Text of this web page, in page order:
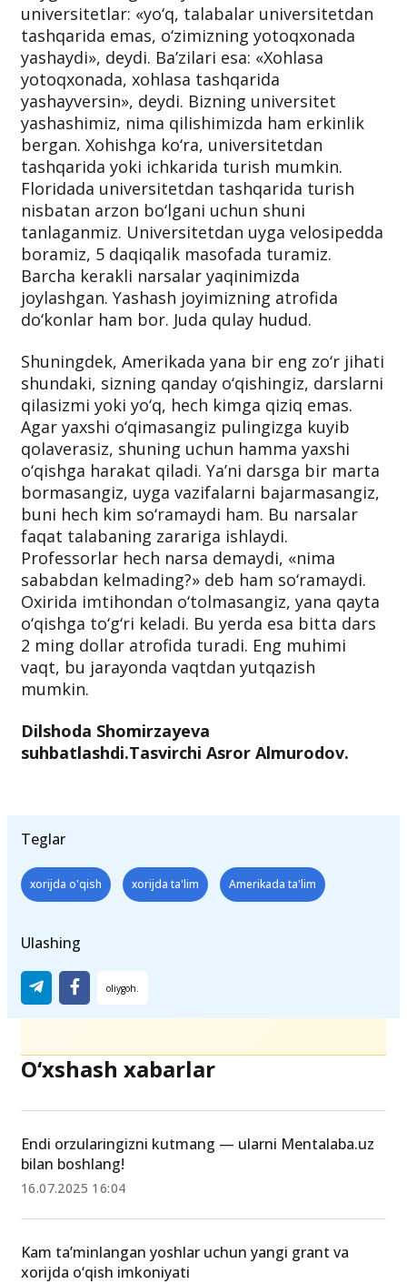
universitetlar: «yo‘q, talabalar universitetdan
tashqarida emas, o‘zimizning yotoqxonada
yashaydi», deydi. Ba’zilari esa: «Xohlasa
yotoqxonada, xohlasa tashqarida
yashayversin», deydi. Bizning universitet
yashashimiz, nima qilishimizda ham erkinlik
bergan. Xohishga ko‘ra, universitetdan
tashqarida yoki ichkarida turish mumkin.
Floridada universitetdan tashqarida turish
nisbatan arzon bo‘lgani uchun shuni
tanlaganmiz. Universitetdan uyga velosipedda
boramiz, 5 daqiqalik masofada turamiz.
Barcha kerakli narsalar yaqinimizda
joylashgan. Yashash joyimizning atrofida
do‘konlar ham bor. Juda qulay hudud.
Shuningdek, Amerikada yana bir eng zo‘r jihati
shundaki, sizning qanday o‘qishingiz, darslarni
qilasizmi yoki yo‘q, hech kimga qiziq emas.
Agar yaxshi o‘qimasangiz pulingizga kuyib
qolaverasiz, shuning uchun hamma yaxshi
o‘qishga harakat qiladi. Ya’ni darsga bir marta
bormasangiz, uyga vazifalarni bajarmasangiz,
buni hech kim so‘ramaydi ham. Bu narsalar
faqat talabaning zarariga ishlaydi.
Professorlar hech narsa demaydi, «nima
sababdan kelmading?» deb ham so‘ramaydi.
Oxirida imtihondan o‘tolmasangiz, yana qayta
o‘qishga to‘g‘ri keladi. Bu yerda esa bitta dars
2 ming dollar atrofida turadi. Eng muhimi
vaqt, bu jarayonda vaqtdan yutqazish
mumkin.
Dilshoda Shomirzayeva
suhbatlashdi.Tasvirchi Asror Almurodov.
Teglar
xorijda o'qish xorijda ta'lim Amerikada ta'lim
Ulashing
O‘xshash xabarlar
Endi orzularingizni kutmang — ularni Mentalaba.uz
bilan boshlang!
16.07.2025 16:04
Kam ta’minlangan yoshlar uchun yangi grant va
xorijda o‘qish imkoniyati